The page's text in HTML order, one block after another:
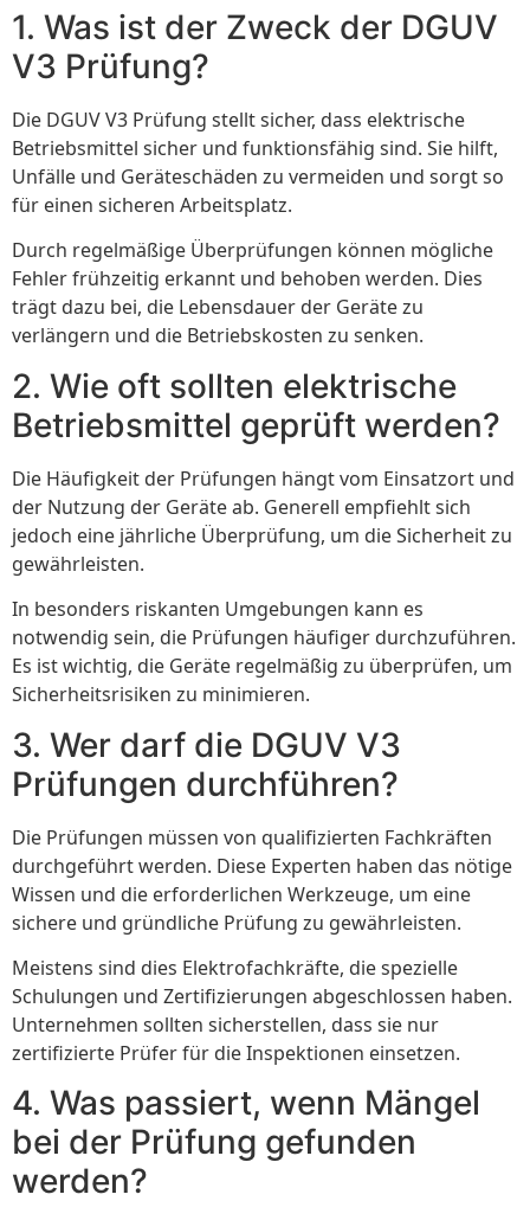
1. Was ist der Zweck der DGUV
V3 Prüfung?
Die DGUV V3 Prüfung stellt sicher, dass elektrische
Betriebsmittel sicher und funktionsfähig sind. Sie hilft,
Unfälle und Geräteschäden zu vermeiden und sorgt so
für einen sicheren Arbeitsplatz.
Durch regelmäßige Überprüfungen können mögliche
Fehler frühzeitig erkannt und behoben werden. Dies
trägt dazu bei, die Lebensdauer der Geräte zu
verlängern und die Betriebskosten zu senken.
2. Wie oft sollten elektrische
Betriebsmittel geprüft werden?
Die Häufigkeit der Prüfungen hängt vom Einsatzort und
der Nutzung der Geräte ab. Generell empfiehlt sich
jedoch eine jährliche Überprüfung, um die Sicherheit zu
gewährleisten.
In besonders riskanten Umgebungen kann es
notwendig sein, die Prüfungen häufiger durchzuführen.
Es ist wichtig, die Geräte regelmäßig zu überprüfen, um
Sicherheitsrisiken zu minimieren.
3. Wer darf die DGUV V3
Prüfungen durchführen?
Die Prüfungen müssen von qualifizierten Fachkräften
durchgeführt werden. Diese Experten haben das nötige
Wissen und die erforderlichen Werkzeuge, um eine
sichere und gründliche Prüfung zu gewährleisten.
Meistens sind dies Elektrofachkräfte, die spezielle
Schulungen und Zertifizierungen abgeschlossen haben.
Unternehmen sollten sicherstellen, dass sie nur
zertifizierte Prüfer für die Inspektionen einsetzen.
4. Was passiert, wenn Mängel
bei der Prüfung gefunden
werden?